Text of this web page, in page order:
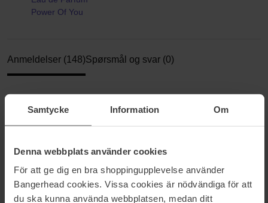
Samtycke Information Om
Denna webbplats använder cookies
För att ge dig en bra shoppingupplevelse använder
Bangerhead cookies. Vissa cookies är nödvändiga för att
du ska kunna använda webbplatsen, medan ditt
Power Of You
Anmeldelser (148)Spørsmål og svar (0)
4.8
Basert på 148 anmeldelser